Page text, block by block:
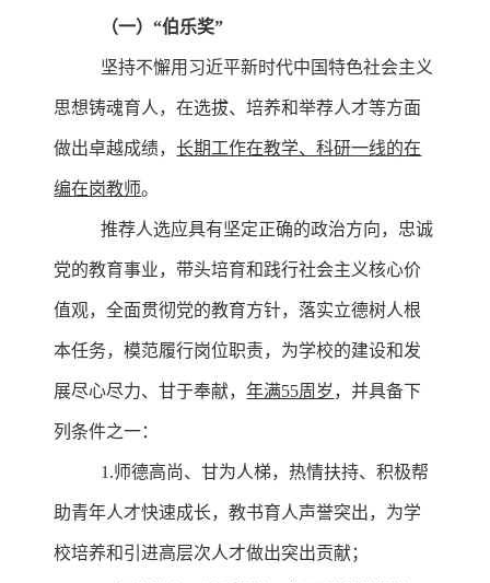
（一）“伯乐奖”
坚持不懈用习近平新时代中国特色社会主义
思想铸魂育人，在选拔、培养和举荐人才等方面
做出卓越成绩， 长期工作在教学、科研一线的在
编在岗教师。
推荐人选应具有坚定正确的政治方向，忠诚
党的教育事业，带头培育和践行社会主义核心价
值观，全面贯彻党的教育方针，落实立德树人根
本任务，模范履行岗位职责，为学校的建设和发
展尽心尽力、甘于奉献，年满55周岁 ，并具备下
列条件之一：
1.师德高尚、甘为人梯，热情扶持、积极帮
助青年人才快速成长，教书育人声誉突出，为学
校培养和引进高层次人才做出突出贡献；